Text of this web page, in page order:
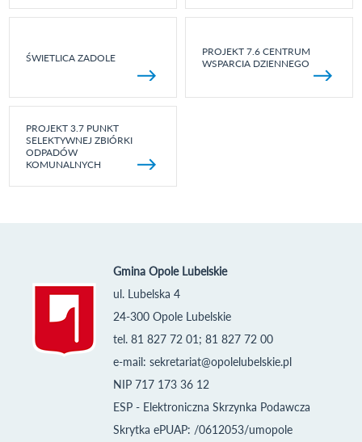
ŚWIETLICA ZADOLE
PROJEKT 7.6 CENTRUM
WSPARCIA DZIENNEGO
PROJEKT 3.7 PUNKT
SELEKTYWNEJ ZBIÓRKI
ODPADÓW
KOMUNALNYCH
Gmina Opole Lubelskie
ul. Lubelska 4
24-300 Opole Lubelskie
tel. 81 827 72 01; 81 827 72 00
e-mail: sekretariat@opolelubelskie.pl
NIP 717 173 36 12
ESP - Elektroniczna Skrzynka Podawcza
Skrytka ePUAP: /0612053/umopole